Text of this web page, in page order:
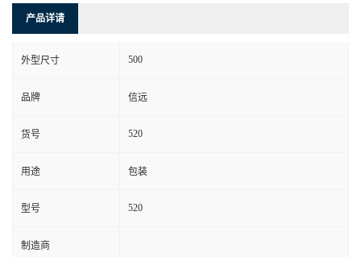
产品详请
外型尺寸 500
品牌 信远
货号 520
用途 包装
型号 520
制造商